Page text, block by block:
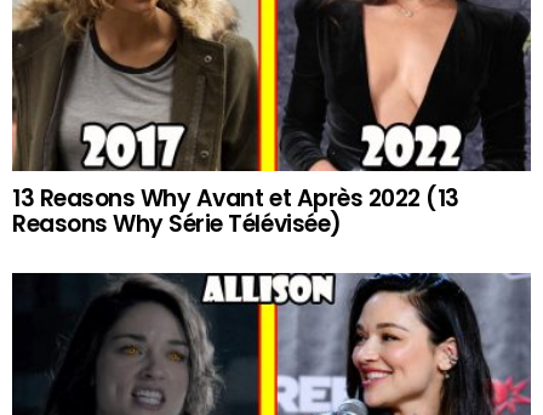
13 Reasons Why Avant et Après 2022 (13
Reasons Why Série Télévisée)